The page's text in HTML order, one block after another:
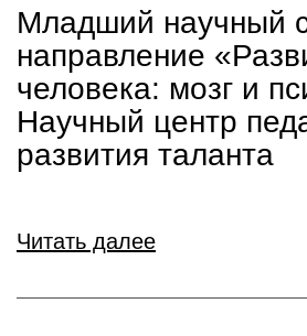
Младший научный
направление
человека: мозг и
Научный центр
развития таланта
Читать далее